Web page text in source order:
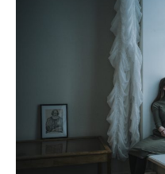
fotografiju